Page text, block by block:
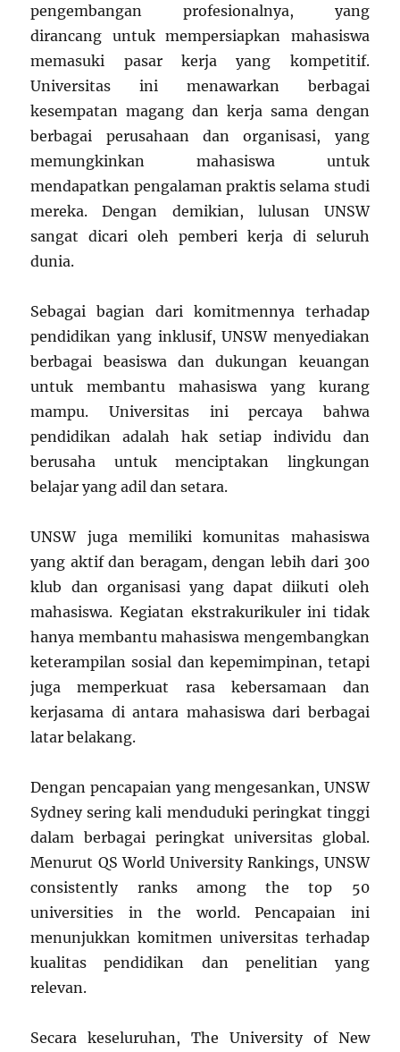
pengembangan profesionalnya, yang
dirancang untuk mempersiapkan mahasiswa
memasuki pasar kerja yang kompetitif.
Universitas ini menawarkan berbagai
kesempatan magang dan kerja sama dengan
berbagai perusahaan dan organisasi, yang
memungkinkan mahasiswa untuk
mendapatkan pengalaman praktis selama studi
mereka. Dengan demikian, lulusan UNSW
sangat dicari oleh pemberi kerja di seluruh
dunia.
Sebagai bagian dari komitmennya terhadap
pendidikan yang inklusif, UNSW menyediakan
berbagai beasiswa dan dukungan keuangan
untuk membantu mahasiswa yang kurang
mampu. Universitas ini percaya bahwa
pendidikan adalah hak setiap individu dan
berusaha untuk menciptakan lingkungan
belajar yang adil dan setara.
UNSW juga memiliki komunitas mahasiswa
yang aktif dan beragam, dengan lebih dari 300
klub dan organisasi yang dapat diikuti oleh
mahasiswa. Kegiatan ekstrakurikuler ini tidak
hanya membantu mahasiswa mengembangkan
keterampilan sosial dan kepemimpinan, tetapi
juga memperkuat rasa kebersamaan dan
kerjasama di antara mahasiswa dari berbagai
latar belakang.
Dengan pencapaian yang mengesankan, UNSW
Sydney sering kali menduduki peringkat tinggi
dalam berbagai peringkat universitas global.
Menurut QS World University Rankings, UNSW
consistently ranks among the top 50
universities in the world. Pencapaian ini
menunjukkan komitmen universitas terhadap
kualitas pendidikan dan penelitian yang
relevan.
Secara keseluruhan, The University of New